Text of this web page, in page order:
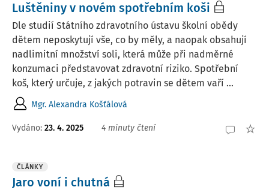
Luštěniny v novém spotřebním koši
Dle studií Státního zdravotního ústavu školní obědy
dětem neposkytují vše, co by měly, a naopak obsahují
nadlimitní množství soli, která může při nadměrné
konzumaci představovat zdravotní riziko. Spotřební
koš, který určuje, z jakých potravin se dětem vaří ...
Mgr. Alexandra Košťálová
Vydáno: 23. 4. 2025 4 minuty čtení
ČLÁNKY
Jaro voní i chutná